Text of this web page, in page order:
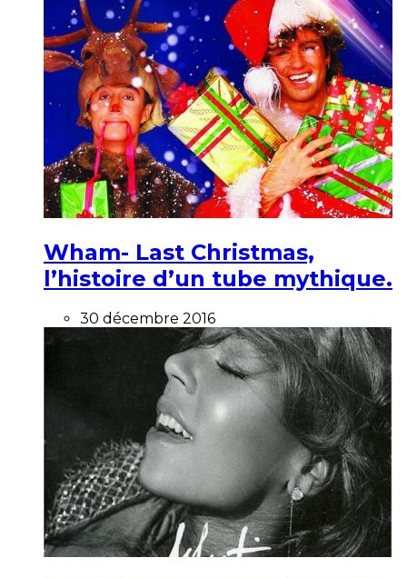
Wham- Last Christmas,
l’histoire d’un tube mythique.
30 décembre 2016